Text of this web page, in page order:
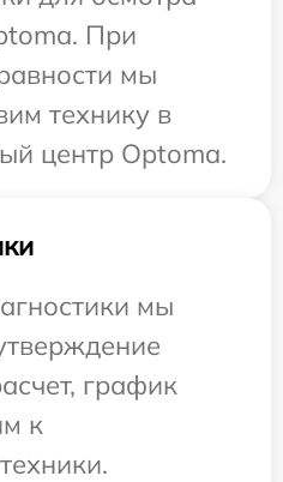
При
мы
технику в
центр Optoma.
мы
график
к